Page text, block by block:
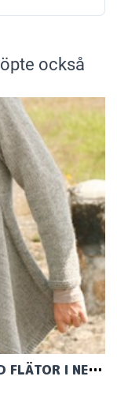
också
STICKAD ASYMMETRISK KOFTA MED FLÄTOR I NEPAL